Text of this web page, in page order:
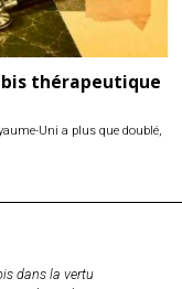
thérapeutique
Uni a plus que doublé,
dans la vertu